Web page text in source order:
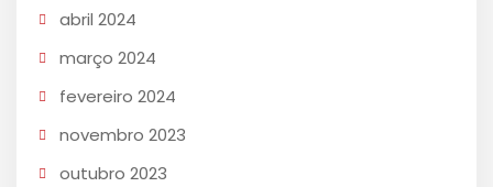
abril 2024
março 2024
fevereiro 2024
novembro 2023
outubro 2023